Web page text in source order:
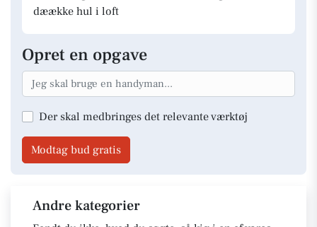
dæække hul i loft
Opret en opgave
Der skal medbringes det relevante værktøj
Modtag bud gratis
Andre kategorier